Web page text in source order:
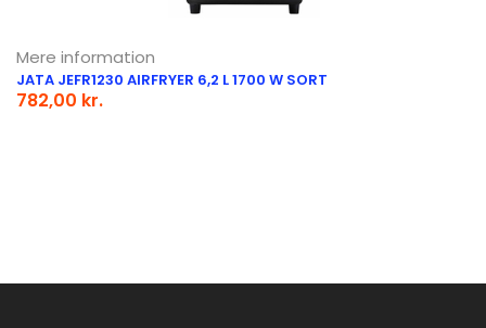
Mere information
JATA JEFR1230 AIRFRYER 6,2 L 1700 W SORT
782,00 kr.